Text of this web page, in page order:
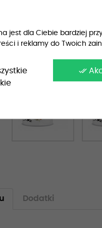
Przewidywana
Dodatki
jest dla Ciebie bardziej
i reklamy do Twoich
done_all